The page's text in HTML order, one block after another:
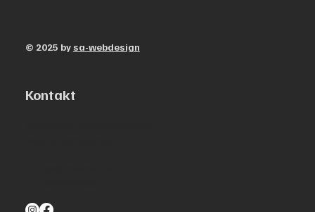
© 2025 by sa-webdesign
Kontakt